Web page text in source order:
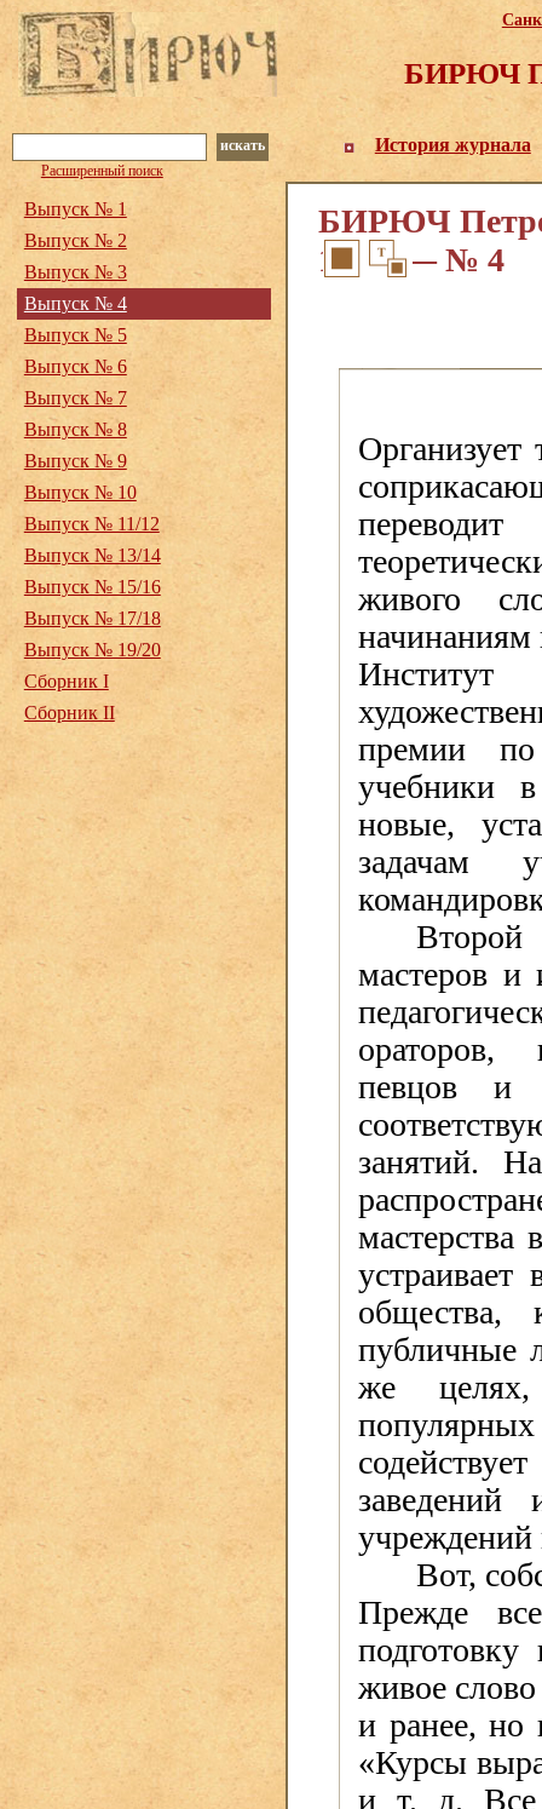
БИРЮЧ
История журнала
искать
Расширенный поиск
БИРЮЧ
1918. — № 4
живого
начинаниям
Институт
премии по
учебники
новые,
задачам
Второй
мастеров и
ораторов,
певцов и
занятий.
мастерства
общества,
публичные
же целях,
заведений
учреждений
Вот,
Прежде
подготовку
живое
и ранее, но
«Курсы
и т. д. Все
Выпуск № 1
Выпуск № 2
Выпуск № 3
Выпуск № 4
Выпуск № 5
Выпуск № 6
Выпуск № 7
Выпуск № 8
Выпуск № 9
Выпуск № 10
Выпуск № 11/12
Выпуск № 13/14
Выпуск № 15/16
Выпуск № 17/18
Выпуск № 19/20
Сборник I
Сборник II